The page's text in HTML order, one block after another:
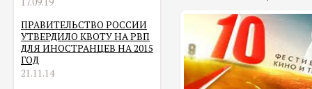
ПРАВИТЕЛЬСТВО РОССИИ
УТВЕРДИЛО КВОТУ НА РВП
ДЛЯ ИНОСТРАНЦЕВ НА 2015
ГОД
21.11.14